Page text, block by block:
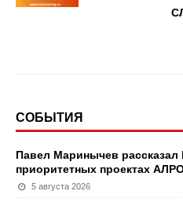
СОБЫТИЯ
Павел Маринычев
приоритетных проектах
5 августа 2026